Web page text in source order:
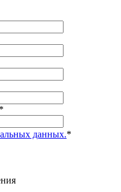
*
данных.*